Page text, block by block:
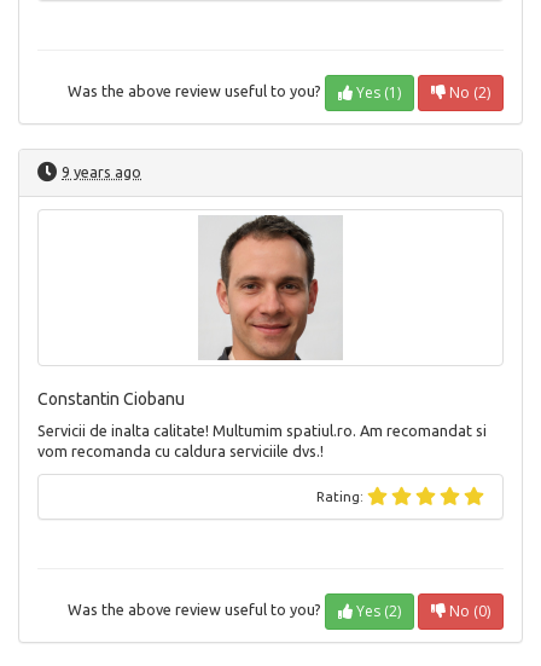
Was the above review useful to you? Yes (1) No (2)
9 years ago
Constantin Ciobanu
Servicii de inalta calitate! Multumim spatiul.ro. Am recomandat si
vom recomanda cu caldura serviciile dvs.!
Rating:
Was the above review useful to you? Yes (2) No (0)